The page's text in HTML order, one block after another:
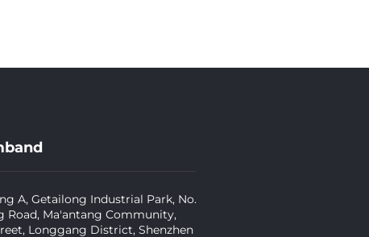
A, Getailong Industrial Park, No.
Road, Ma'antang Community,
Longgang District, Shenzhen